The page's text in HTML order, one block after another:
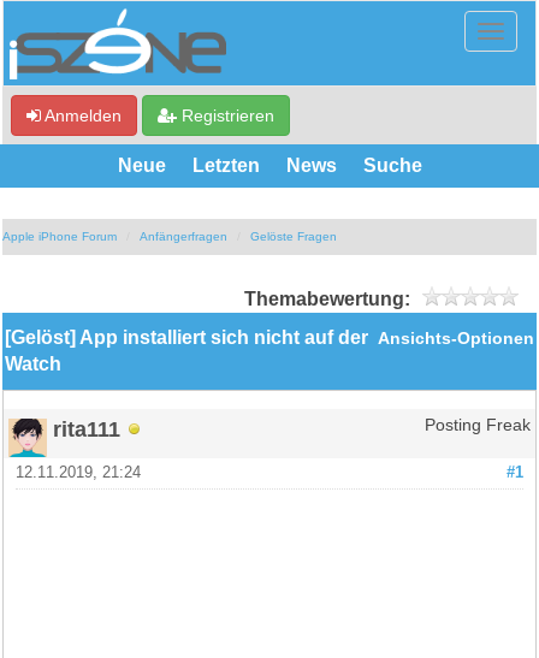
Anmelden Registrieren
Neue Letzten News Suche
Apple iPhone Forum Anfängerfragen Gelöste Fragen
Themabewertung:
Ansichts-Optionen
[Gelöst] App installiert sich nicht auf der
Watch
rita111 Posting Freak
#1
12.11.2019, 21:24